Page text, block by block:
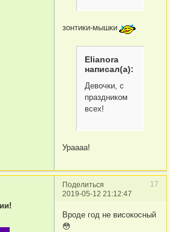
зонтики-мышки
Elianora
написал(а):
Девочки, с
праздником
всех!
Ураааа!
Поделиться
17
2019-05-12 21:12:47
Вроде год не високосный
😳